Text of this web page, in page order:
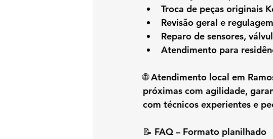
Troca de peças originais
Revisão geral e
Reparo de sensores,
Atendimento para
🌐 Atendimento local em
próximas com agilidade,
com técnicos experientes e
📝 FAQ – Formato planilhado